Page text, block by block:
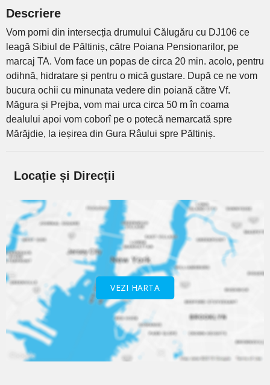
Descriere
Vom porni din intersecția drumului Călugăru cu DJ106 ce
leagă Sibiul de Păltiniș, către Poiana Pensionarilor, pe
marcaj TA. Vom face un popas de circa 20 min. acolo, pentru
odihnă, hidratare și pentru o mică gustare. După ce ne vom
bucura ochii cu minunata vedere din poiană către Vf.
Măgura și Prejba, vom mai urca circa 50 m în coama
dealului apoi vom coborî pe o potecă nemarcată spre
Mărăjdie, la ieșirea din Gura Râului spre Păltiniș.
Locație și Direcții
VEZI HARTA